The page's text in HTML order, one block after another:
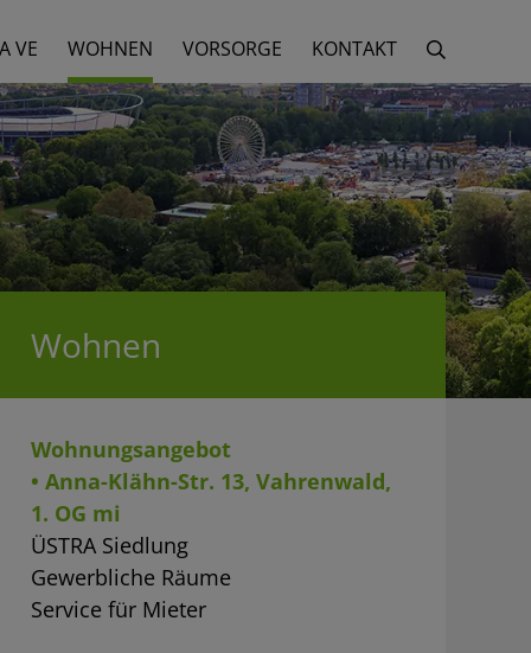
VE WOHNEN VORSORGE KONTAKT
Wohnen
Wohnungsangebot
• Anna-Klähn-Str. 13, Vahrenwald,
1. OG mi
ÜSTRA Siedlung
Gewerbliche Räume
Service für Mieter